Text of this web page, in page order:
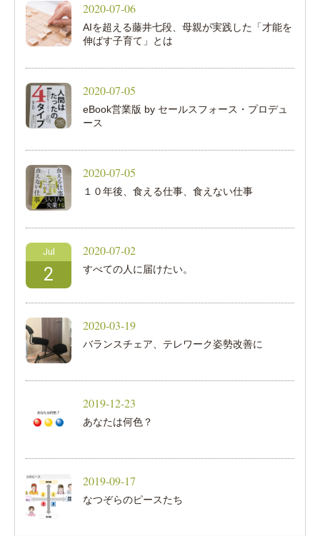
2020-07-06
AIを超える藤井七段、母親が実践した「才能を
伸ばす子育て」とは
2020-07-05
eBook営業版 by セールスフォース・プロデュ
ース
2020-07-05
１０年後、食える仕事、食えない仕事
Jul
2
2020-07-02
すべての人に届けたい。
2020-03-19
バランスチェア、テレワーク姿勢改善に
2019-12-23
あなたは何色？
2019-09-17
なつぞらのピースたち